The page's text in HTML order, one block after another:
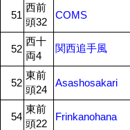
51
西前
頭32
COMS
52
西十
両4
関西追手風
52
東前
頭24
Asashosakari
54
東前
頭22
Frinkanohana